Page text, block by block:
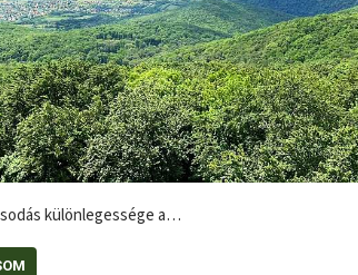
különlegessége a…